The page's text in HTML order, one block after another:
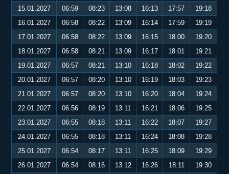
15.01.2027
06:59 08:23 13:08 16:13 17:57
19:18
16.01.2027
06:58 08:22 13:09 16:14 17:59
19:19
17.01.2027
06:58 08:22 13:09 16:15 18:00
19:20
18.01.2027
06:58 08:21 13:09 16:17 18:01
19:21
19.01.2027
06:57 08:21 13:10 16:18 18:02
19:22
20.01.2027
06:57 08:20 13:10 16:19 18:03
19:23
21.01.2027
06:57 08:20 13:10 16:20 18:04
19:24
22.01.2027
06:56 08:19 13:11 16:21 18:06
19:25
23.01.2027
06:55 08:18 13:11 16:22 18:07
19:27
24.01.2027
06:55 08:18 13:11 16:24 18:08
19:28
25.01.2027
06:54 08:17 13:11 16:25 18:09
19:29
26.01.2027
06:54 08:16 13:12 16:26 18:11
19:30